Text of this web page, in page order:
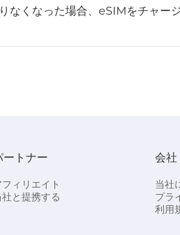
3以降、Samsung Galaxy S20以降
い。
なくなった場合、eSIMをチャー
ートナー
フィリエイト
社と提携する
会社
当社
プラ
利用